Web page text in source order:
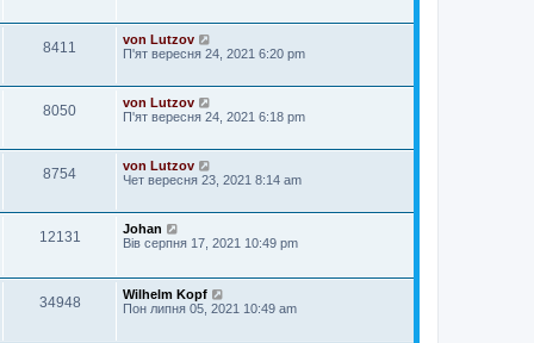
8411
von Lutzov
П'ят вересня 24, 2021 6:20 pm
8050
von Lutzov
П'ят вересня 24, 2021 6:18 pm
8754
von Lutzov
Чет вересня 23, 2021 8:14 am
12131
Johan
Вів серпня 17, 2021 10:49 pm
34948
Wilhelm Kopf
Пон липня 05, 2021 10:49 am